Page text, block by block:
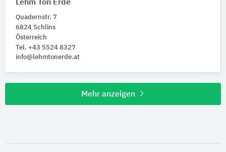
Lehm Ton Erde
Quadernstr. 7
6824 Schlins
Österreich
Tel. +43 5524 8327
info@lehmtonerde.at
Mehr anzeigen